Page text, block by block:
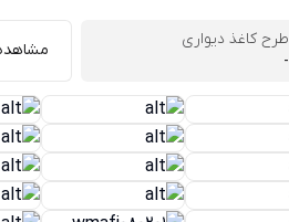
طرح کاغذ دیواری
-